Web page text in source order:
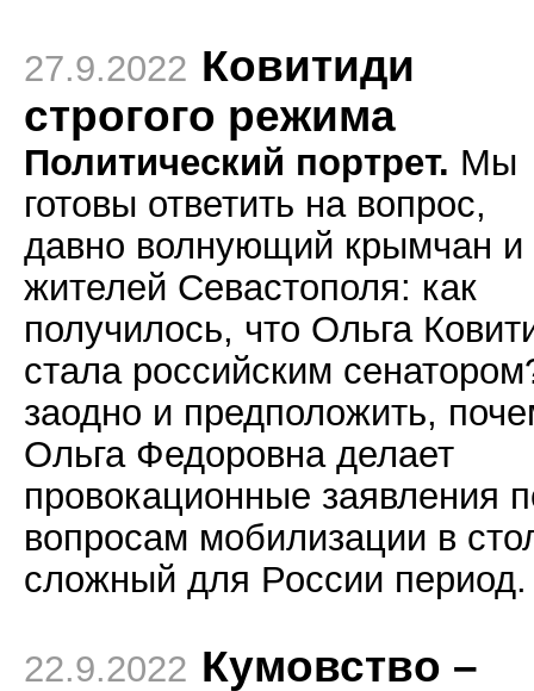
27.9.2022 Ковитиди
строгого режима
Политический портрет. Мы
готовы ответить на вопрос,
давно волнующий крымчан и
жителей Севастополя: как
получилось, что Ольга
стала российским
заодно и предположить,
Ольга Федоровна делает
провокационные заявления
вопросам мобилизации в
сложный для России период.
22.9.2022 Кумовство –